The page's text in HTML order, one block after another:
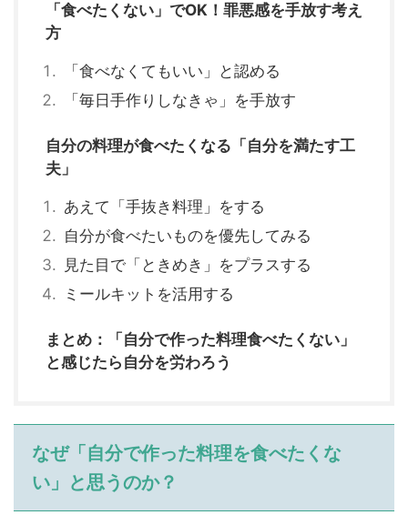
「食べたくない」でOK！罪悪感を手放す考え
方
「食べなくてもいい」と認める
「毎日手作りしなきゃ」を手放す
自分の料理が食べたくなる「自分を満たす工
夫」
あえて「手抜き料理」をする
自分が食べたいものを優先してみる
見た目で「ときめき」をプラスする
ミールキットを活用する
まとめ：「自分で作った料理食べたくない」
と感じたら自分を労わろう
なぜ「自分で作った料理を食べたくな
い」と思うのか？